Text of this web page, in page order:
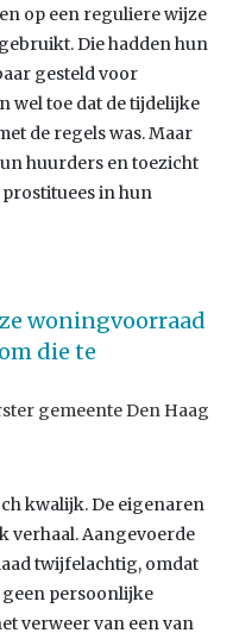
op een reguliere wijze
Die hadden hun
gesteld voor
wel toe dat de tijdelijke
de regels was. Maar
huurders en toezicht
in hun
woningvoorraad
die te
gemeente Den Haag
kwalijk. De eigenaren
verhaal. Aangevoerde
twijfelachtig, omdat
persoonlijke
verweer van een van